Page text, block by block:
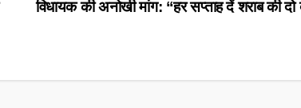
विधायक की अनोखी मांग: “हर सप्ताह दें शराब की